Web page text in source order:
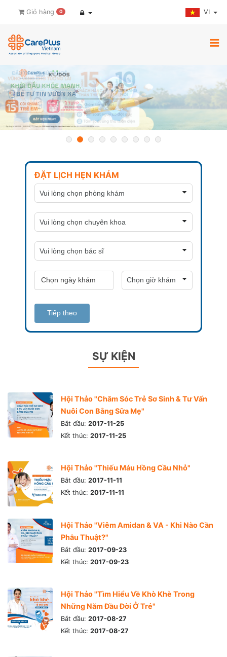
Giỏ hàng 0 VI
ĐẶT LỊCH HẸN KHÁM
Tiếp theo
SỰ KIỆN
Hội Thảo "Chăm Sóc Trẻ Sơ Sinh & Tư Vấn
Nuôi Con Bằng Sữa Mẹ"
Bắt đầu: 2017-11-25
Kết thúc: 2017-11-25
Hội Thảo "Thiếu Máu Hồng Cầu Nhỏ"
Bắt đầu: 2017-11-11
Kết thúc: 2017-11-11
Hội Thảo "Viêm Amidan & VA - Khi Nào Cần
Phẫu Thuật?"
Bắt đầu: 2017-09-23
Kết thúc: 2017-09-23
Hội Thảo "Tìm Hiểu Về Khò Khè Trong
Những Năm Đầu Đời Ở Trẻ"
Bắt đầu: 2017-08-27
Kết thúc: 2017-08-27